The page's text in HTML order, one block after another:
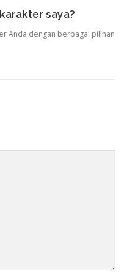
saya?
Anda dengan berbagai pilihan